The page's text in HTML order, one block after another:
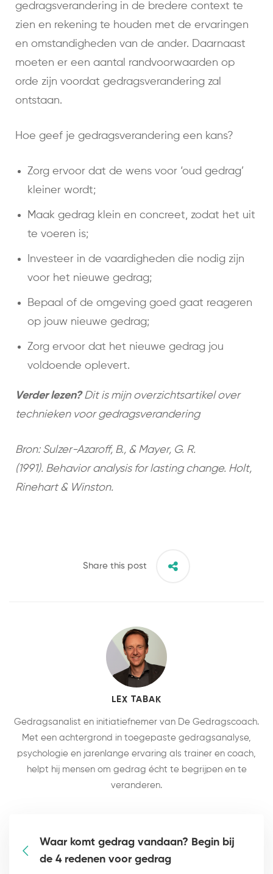
gedragsverandering in de bredere context te
zien en rekening te houden met de ervaringen
en omstandigheden van de ander. Daarnaast
moeten er een aantal randvoorwaarden op
orde zijn voordat gedragsverandering zal
ontstaan.
Hoe geef je gedragsverandering een kans?
Zorg ervoor dat de wens voor ‘oud gedrag’
kleiner wordt;
Maak gedrag klein en concreet, zodat het uit
te voeren is;
Investeer in de vaardigheden die nodig zijn
voor het nieuwe gedrag;
Bepaal of de omgeving goed gaat reageren
op jouw nieuwe gedrag;
Zorg ervoor dat het nieuwe gedrag jou
voldoende oplevert.
Verder lezen?Dit is mijn overzichtsartikel over
technieken voor gedragsverandering
Bron: Sulzer-Azaroff, B., & Mayer, G. R.
(1991). Behavior analysis for lasting change. Holt,
Rinehart & Winston.
Share this post
LEX TABAK
Gedragsanalist en initiatiefnemer van De Gedragscoach.
Met een achtergrond in toegepaste gedragsanalyse,
psychologie en jarenlange ervaring als trainer en coach,
helpt hij mensen om gedrag écht te begrijpen en te
veranderen.
Waar komt gedrag vandaan? Begin bij
de 4 redenen voor gedrag